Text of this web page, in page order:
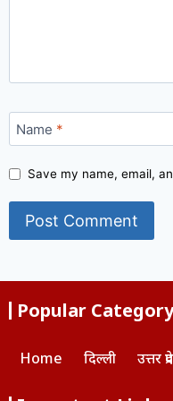
Name *
Save my name, email,
Popular Category
Home दिल्ली उत्तर